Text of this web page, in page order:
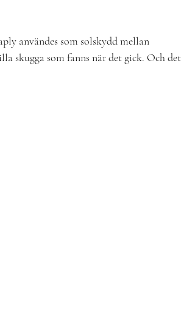
användes som solskydd mellan
skugga som fanns när det gick. Och det